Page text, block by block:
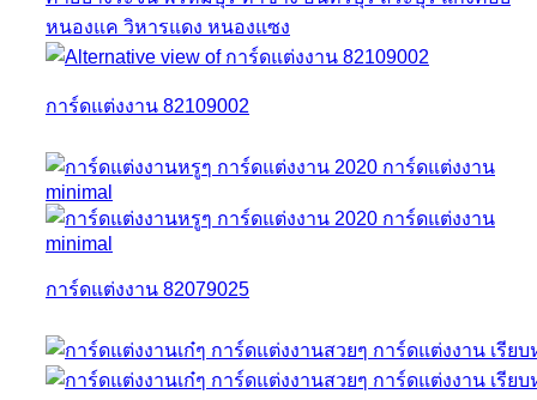
การ์ดแต่งงาน 82109002
การ์ดแต่งงาน 82079025